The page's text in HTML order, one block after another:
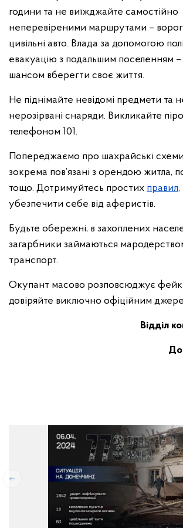
години та не виїжджайте самостійно
неперевіреними маршрутами –
цивільні авто. Влада за допомогою
евакуацію з подальшим поселенням –
шансом вберегти своє життя.
Не піднімайте невідомі предмети та
нерозірвані снаряди. Викликайте
телефоном 101.
Попереджаємо про шахрайські схеми
зокрема пов’язані з орендою житла,
тощо. Дотримуйтесь простих правил,
убезпечити себе від аферистів.
Будьте обережні, в захоплених
загарбники займаються
транспорт.
Окупант масово розповсюджує
довіряйте виключно офіційним
Відділ